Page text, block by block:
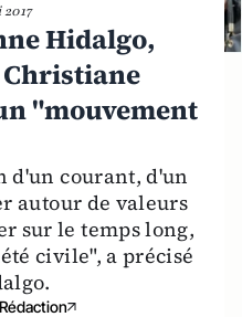
Hidalgo,
"mouvement
d'un courant, d'un
autour de valeurs
sur le temps long,
civile", a précisé